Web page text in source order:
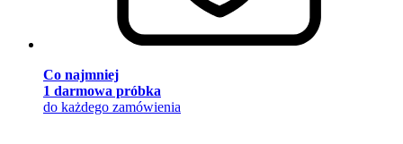
Co najmniej
1 darmowa próbka
do każdego zamówienia